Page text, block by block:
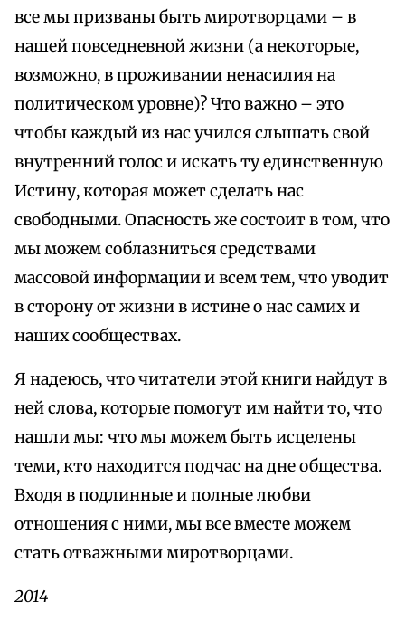
все мы призваны быть миротворцами – в
нашей повседневной жизни (а некоторые,
возможно, в проживании ненасилия на
политическом уровне)? Что важно – это
чтобы каждый из нас учился слышать свой
внутренний голос и искать ту единственную
Истину, которая может сделать нас
свободными. Опасность же состоит в том, что
мы можем соблазниться средствами
массовой информации и всем тем, что уводит
в сторону от жизни в истине о нас самих и
наших сообществах.
Я надеюсь, что читатели этой книги найдут в
ней слова, которые помогут им найти то, что
нашли мы: что мы можем быть исцелены
теми, кто находится подчас на дне общества.
Входя в подлинные и полные любви
отношения с ними, мы все вместе можем
стать отважными миротворцами.
2014